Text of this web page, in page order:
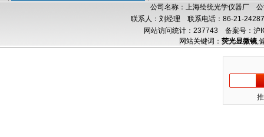
公司名称：上海绘统光学仪器厂
联系人：刘经理 联系电话：86-21-
网站访问统计：237743 备案号：沪
网站关键词： 荧光显微镜,